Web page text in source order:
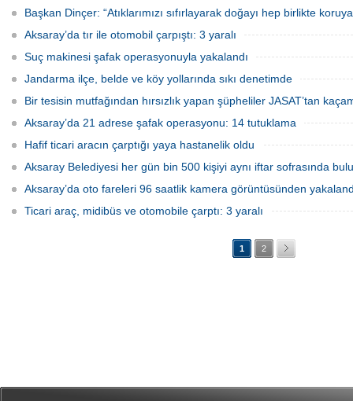
Başkan Dinçer: “Atıklarımızı sıfırlayarak doğayı hep birlikte
Aksaray’da tır ile otomobil çarpıştı: 3 yaralı
Suç makinesi şafak operasyonuyla yakalandı
Jandarma ilçe, belde ve köy yollarında sıkı denetimde
Bir tesisin mutfağından hırsızlık yapan şüpheliler JASAT’tan
Aksaray’da 21 adrese şafak operasyonu: 14 tutuklama
Hafif ticari aracın çarptığı yaya hastanelik oldu
Aksaray Belediyesi her gün bin 500 kişiyi aynı iftar sofrasında
Aksaray’da oto fareleri 96 saatlik kamera görüntüsünden
Ticari araç, midibüs ve otomobile çarptı: 3 yaralı
1 2